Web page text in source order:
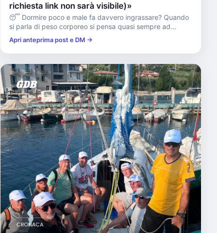
richiesta link non sarà visibile)»
😴 Dormire poco e male fa davvero ingrassare? Quando
si parla di peso corporeo si pensa quasi sempre ad
alimentazione e a...
Apri anteprima post e DM →